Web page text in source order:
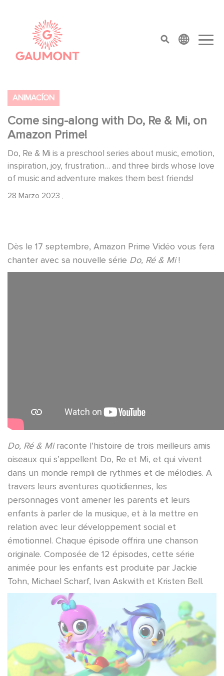
top menu
ANIMACÍON
Come sing-along with Do, Re & Mi, on
Amazon Prime!
Do, Re & Mi is a preschool series about music, emotion,
inspiration, joy, frustration… and three birds whose love
of music and adventure makes them best friends!
28 Marzo 2023 ,
Dès le 17 septembre, Amazon Prime Vidéo vous fera
chanter avec sa nouvelle série Do, Ré & Mi!
Do, Ré & Miraconte l’histoire de trois meilleurs amis
oiseaux qui s’appellent Do, Re et Mi, et qui vivent
dans un monde rempli de rythmes et de mélodies. A
travers leurs aventures quotidiennes, les
personnages vont amener les parents et leurs
enfants à parler de la musique, et à la mettre en
relation avec leur développement social et
émotionnel. Chaque épisode offrira une chanson
originale. Composée de 12 épisodes, cette série
animée pour les enfants est produite par Jackie
Tohn, Michael Scharf, Ivan Askwith et Kristen Bell.